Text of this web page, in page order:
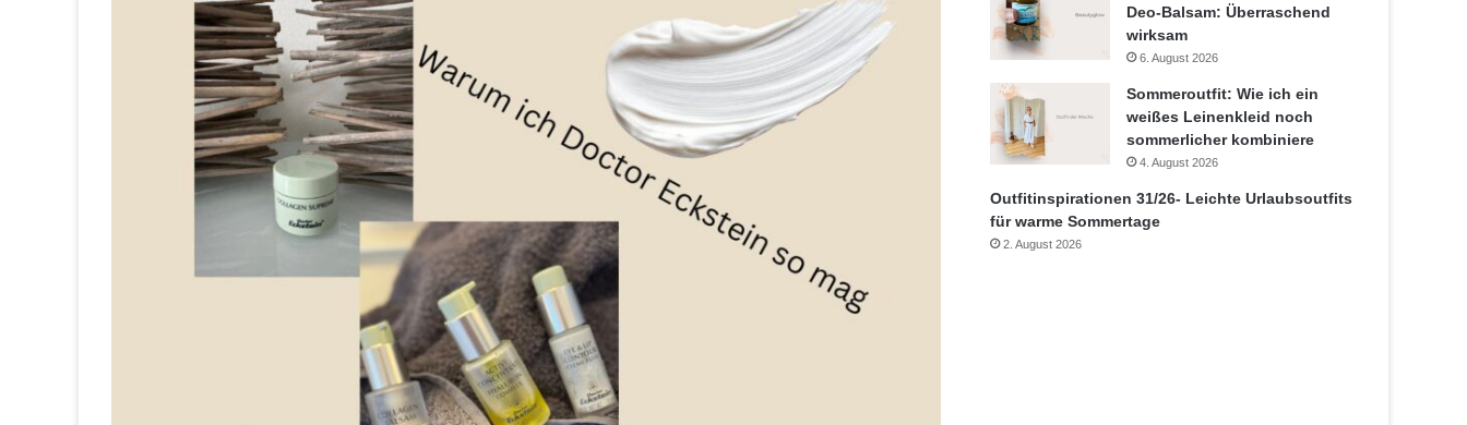
Deo-Balsam: Überraschend
wirksam
6. August 2026
Sommeroutfit: Wie ich ein
weißes Leinenkleid noch
sommerlicher kombiniere
4. August 2026
Outfitinspirationen 31/26- Leichte Urlaubsoutfits
für warme Sommertage
2. August 2026